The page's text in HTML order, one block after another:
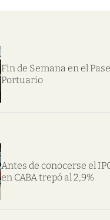
Fin de Semana en el
Portuario
Antes de conocerse el
en CABA trepó al 2,9%